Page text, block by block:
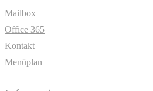
Mailbox
Office 365
Kontakt
Menüplan